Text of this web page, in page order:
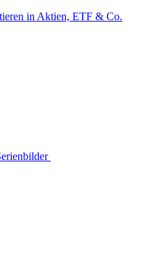
in Aktien, ETF & Co.